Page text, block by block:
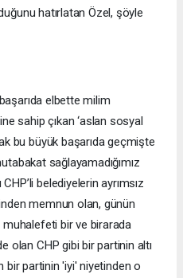
hatırlatan Özel, şöyle
elbette milim
sahip çıkan ‘aslan sosyal
bu büyük başarıda geçmişte
sağlayamadığımız
belediyelerin ayrımsız
memnun olan, günün
muhalefeti bir ve birarada
olan CHP gibi bir partinin altı
bir partinin 'iyi' niyetinden o